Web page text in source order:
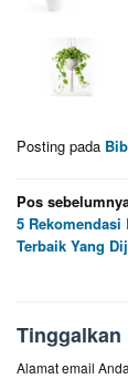
Posting pada
Navigasi
pos
Pos
5
Terbaik Yang
Tinggalkan
Alamat email